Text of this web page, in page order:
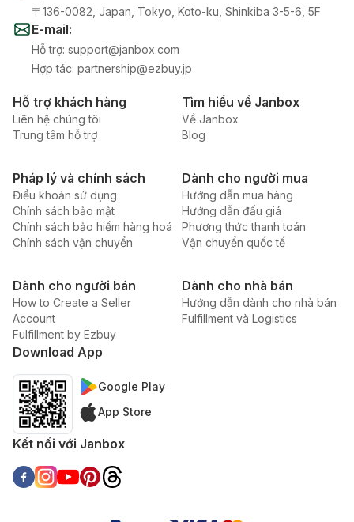
〒136-0082, Japan, Tokyo, Koto-ku, Shinkiba 3-5-6, 5F
E-mail:
Hỗ trợ: support@janbox.com
Hợp tác: partnership@ezbuy.jp
Hỗ trợ khách hàng
Liên hệ chúng tôi
Trung tâm hỗ trợ
Tìm hiểu về Janbox
Về Janbox
Blog
Pháp lý và chính sách
Điều khoản sử dụng
Chính sách bảo mật
Chính sách bảo hiểm hàng hoá
Chính sách vận chuyển
Dành cho người mua
Hướng dẫn mua hàng
Hướng dẫn đấu giá
Phương thức thanh toán
Vận chuyển quốc tế
Dành cho người bán
How to Create a Seller
Account
Fulfillment by Ezbuy
Dành cho nhà bán
Hướng dẫn dành cho nhà bán
Fulfillment và Logistics
Download App
Google Play
App Store
Kết nối với Janbox